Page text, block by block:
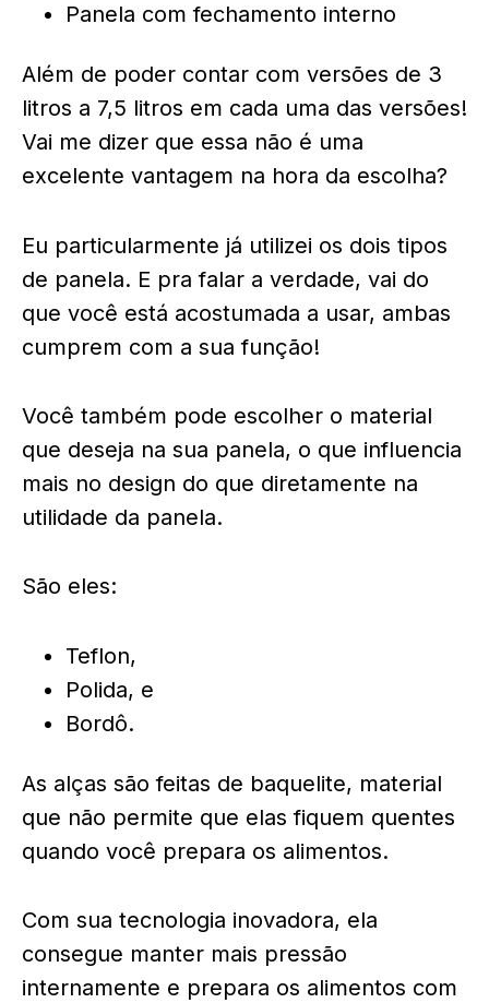
Panela com fechamento interno
Além de poder contar com versões de 3
litros a 7,5 litros em cada uma das versões!
Vai me dizer que essa não é uma
excelente vantagem na hora da escolha?
Eu particularmente já utilizei os dois tipos
de panela. E pra falar a verdade, vai do
que você está acostumada a usar, ambas
cumprem com a sua função!
Você também pode escolher o material
que deseja na sua panela, o que influencia
mais no design do que diretamente na
utilidade da panela.
São eles:
Teflon,
Polida, e
Bordô.
As alças são feitas de baquelite, material
que não permite que elas fiquem quentes
quando você prepara os alimentos.
Com sua tecnologia inovadora, ela
consegue manter mais pressão
internamente e prepara os alimentos com